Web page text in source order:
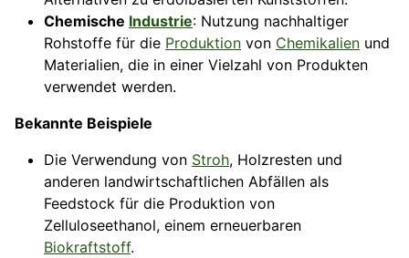
Chemische Industrie: Nutzung nachhaltiger
Rohstoffe für die Produktion von Chemikalien und
Materialien, die in einer Vielzahl von Produkten
verwendet werden.
Bekannte Beispiele
Die Verwendung von Stroh, Holzresten und
anderen landwirtschaftlichen Abfällen als
Feedstock für die Produktion von
Zelluloseethanol, einem erneuerbaren
Biokraftstoff.